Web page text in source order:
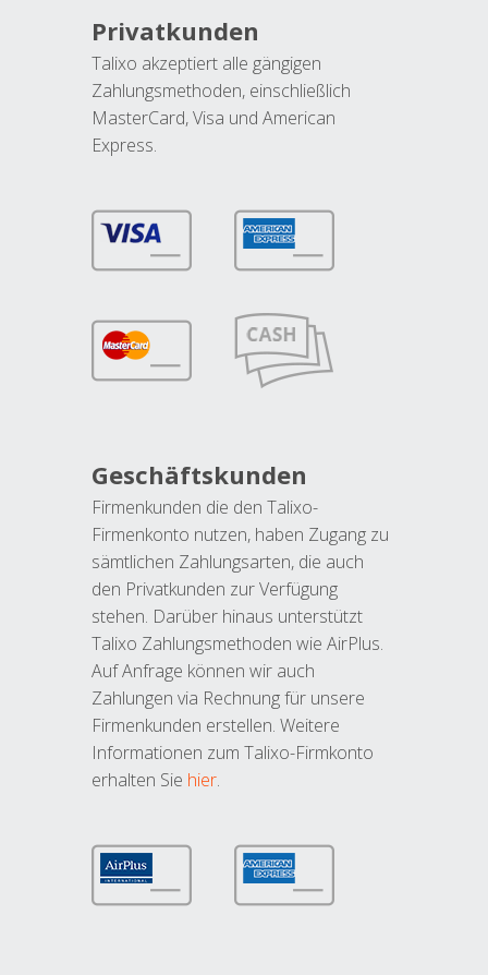
Privatkunden
Talixo akzeptiert alle gängigen
Zahlungsmethoden, einschließlich
MasterCard, Visa und American
Express.
Geschäftskunden
Firmenkunden die den Talixo-
Firmenkonto nutzen, haben Zugang zu
sämtlichen Zahlungsarten, die auch
den Privatkunden zur Verfügung
stehen. Darüber hinaus unterstützt
Talixo Zahlungsmethoden wie AirPlus.
Auf Anfrage können wir auch
Zahlungen via Rechnung für unsere
Firmenkunden erstellen. Weitere
Informationen zum Talixo-Firmkonto
erhalten Sie hier.